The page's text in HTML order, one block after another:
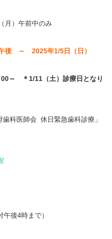
月）午前中のみ
後 ～ 2025年1/5日（日）
～ ＊1/11（土）診療日となり
科医師会 休日緊急歯科診療」
後4時まで）